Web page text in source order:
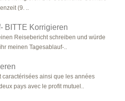
(9. ..
BITTE Korrigieren
Reisebericht schreiben und würde
meinen Tagesablauf-..
caractérisées ainsi que les années
pays avec le profit mutuel..